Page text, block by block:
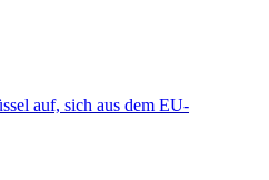
auf, sich aus dem EU-